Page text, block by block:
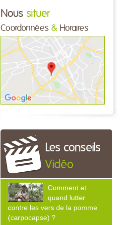
Nous situer
Coordonnées & Horaires
Les conseils
Vidéo
Comment et
quand lutter
contre les vers de la pomme
(carpocapse) ?